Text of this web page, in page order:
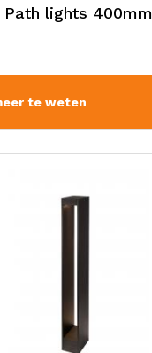
Path lights 400mm
te weten